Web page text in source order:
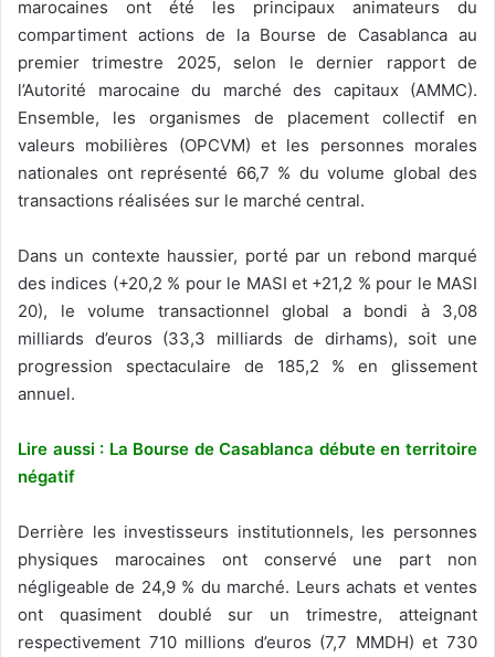
marocaines ont été les principaux animateurs du
compartiment actions de la Bourse de Casablanca au
premier trimestre 2025, selon le dernier rapport de
l’Autorité marocaine du marché des capitaux (AMMC).
Ensemble, les organismes de placement collectif en
valeurs mobilières (OPCVM) et les personnes morales
nationales ont représenté 66,7 % du volume global des
transactions réalisées sur le marché central.
Dans un contexte haussier, porté par un rebond marqué
des indices (+20,2 % pour le MASI et +21,2 % pour le MASI
20), le volume transactionnel global a bondi à 3,08
milliards d’euros (33,3 milliards de dirhams), soit une
progression spectaculaire de 185,2 % en glissement
annuel.
Lire aussi : La Bourse de Casablanca débute en territoire
négatif
Derrière les investisseurs institutionnels, les personnes
physiques marocaines ont conservé une part non
négligeable de 24,9 % du marché. Leurs achats et ventes
ont quasiment doublé sur un trimestre, atteignant
respectivement 710 millions d’euros (7,7 MMDH) et 730